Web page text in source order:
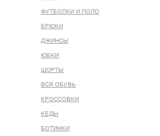
ФУТБОЛКИ И ПОЛО
БРЮКИ
ДЖИНСЫ
ЮБКИ
ШОРТЫ
ВСЯ ОБУВЬ
КРОССОВКИ
КЕДЫ
БОТИНКИ